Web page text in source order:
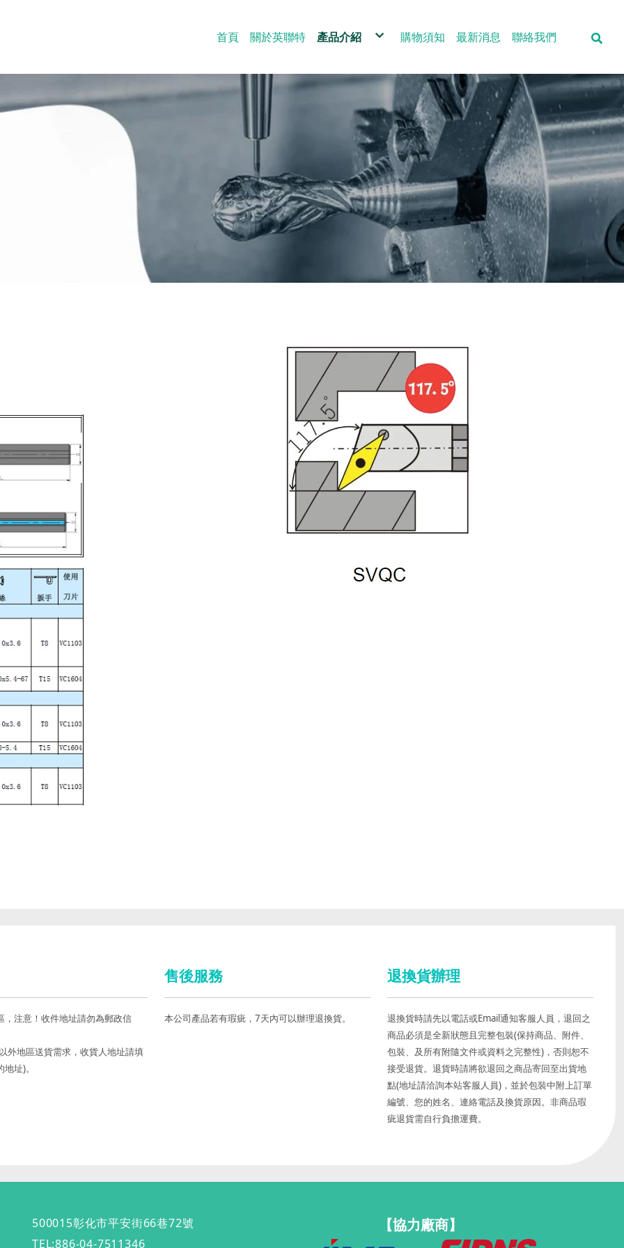
首頁 關於英聯特 產品介紹
ISO刀片精密研磨级
ISO車刀柄
KX116/KX216精密小零件刀具
日本Nachi SG鑽頭
高速鋼鑽頭全系列
鑽頭研磨機
鑽頭研磨機-DM型
三斜度-長刃鑽頭研磨機-MD型
螺旋角修磨機- EH型
浮動絞刀柄
沖孔刀座 沖刀
鑽孔軸 攻牙軸
ER出水攻牙止水筒夾
側固延長勾刀柄
歐美日系捨棄式刀片
ISO車刀柄
內徑車刀
外徑車刀
鎢鋼銑刀全系列
鎢鋼立銑刀全系列
鋁用ALU銑刀全系列
各式量測儀器
三次元座標量測機
2.5D量測儀器&表面粗糙度儀器
高度規 花崗石
高壓中心出水系統
SOLIDCAM車銑複合軟體程式
購物須知 最新消息 聯絡我們
，注意！收件地址請勿為郵政信
外地區送貨需求，收貨人地址請填
址)。
售後服務
本公司產品若有瑕疵，7天內可以辦理退換貨。
退換貨辦理
退換貨時請先以電話或Email通知客服人員，退回之
商品必須是全新狀態且完整包裝(保持商品、附件、
包裝、及所有附隨文件或資料之完整性)，否則恕不
接受退貨。退貨時請將欲退回之商品寄回至出貨地
點(地址請洽詢本站客服人員)，並於包裝中附上訂單
編號、您的姓名、連絡電話及換貨原因。非商品瑕
疵退貨需自行負擔運費。
500015彰化市平安街66巷72號
TEL:886-04-7511346
【協力廠商】